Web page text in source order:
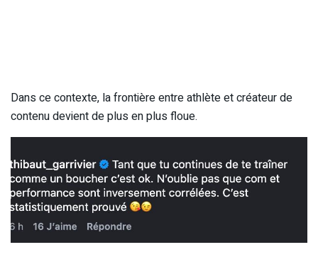
Dans ce contexte, la frontière entre athlète et créateur de
contenu devient de plus en plus floue.